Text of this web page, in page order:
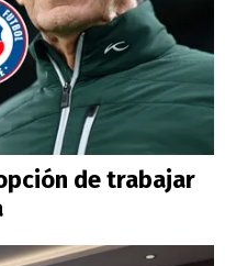
de trabajar